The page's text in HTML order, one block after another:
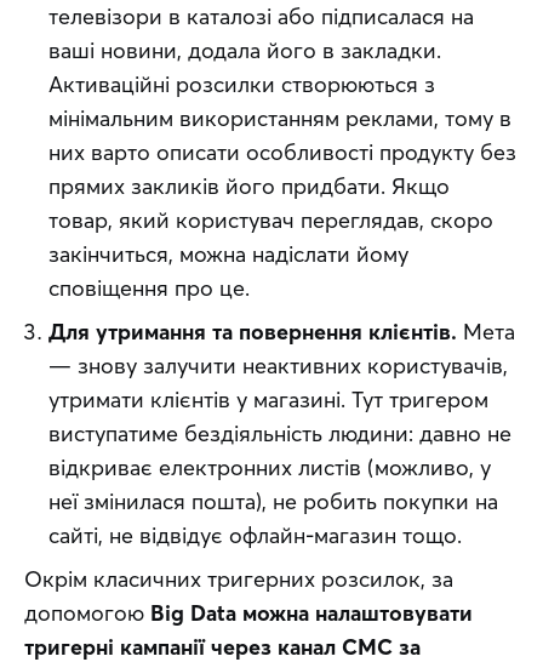
телевізори в каталозі або підписалася на
ваші новини, додала його в закладки.
Активаційні розсилки створюються з
мінімальним використанням реклами, тому в
них варто описати особливості продукту без
прямих закликів його придбати. Якщо
товар, який користувач переглядав, скоро
закінчиться, можна надіслати йому
сповіщення про це.
Для утримання та повернення клієнтів. Мета
— знову залучити неактивних користувачів,
утримати клієнтів у магазині. Тут тригером
виступатиме бездіяльність людини: давно не
відкриває електронних листів (можливо, у
неї змінилася пошта), не робить покупки на
сайті, не відвідує офлайн-магазин тощо.
Окрім класичних тригерних розсилок, за
допомогою Big Data можна налаштовувати
тригерні кампанії через канал СМС за